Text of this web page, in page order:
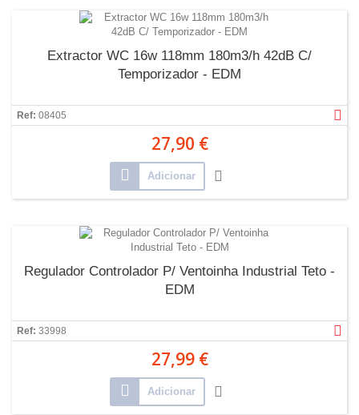
Extractor WC 16w 118mm 180m3/h 42dB C/
Temporizador - EDM
Ref: 08405
27,90 €
Adicionar
Regulador Controlador P/ Ventoinha Industrial Teto -
EDM
Ref: 33998
27,99 €
Adicionar